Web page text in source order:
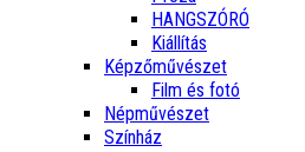
HANGSZÓRÓ
Kiállítás
Képzőművészet
Film és fotó
Népművészet
Színház